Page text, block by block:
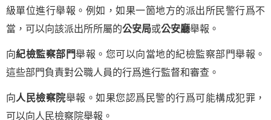
級單位進行舉報。例如，如果一箇地方的派出所民警行爲不
當，可以向該派出所所屬的公安局或公安廳舉報。
向紀檢監察部門舉報。您可以向當地的紀檢監察部門舉報。
這些部門負責對公職人員的行爲進行監督和審查。
向人民檢察院舉報。如果您認爲民警的行爲可能構成犯罪，
可以向人民檢察院舉報。